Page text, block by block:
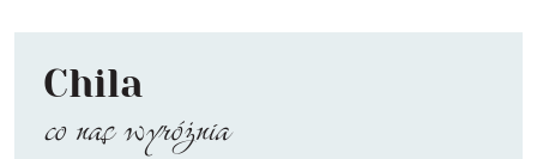
Chila
co nas wyróżnia